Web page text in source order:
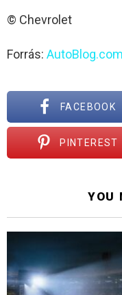
© Chevrolet
Forrás:
FACEBOOK
PINTEREST
YOU